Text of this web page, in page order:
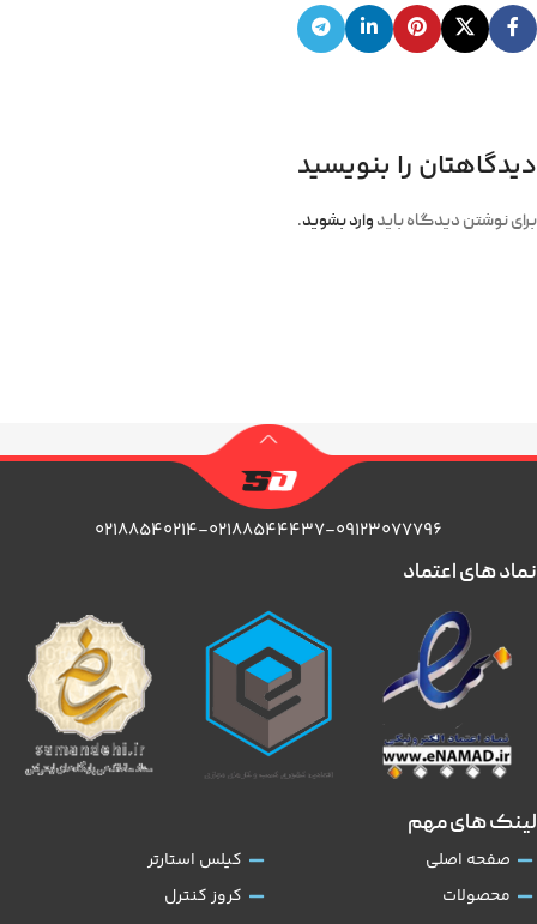
دیدگاهتان را بنویسید
برای نوشتن دیدگاه باید وارد بشوید.
۰۲۱۸۸۵۴۰۲۱۴-۰۲۱۸۸۵۴۴۴۳۷-۰۹۱۲۳۰۷۷۷۹۶
لینک های مهم
صفحه اصلی
محصولات
کیلس استارتر
کروز کنترل
نماد های اعتماد